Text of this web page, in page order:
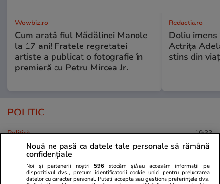
Wowbiz.ro
Cum arată fiul Mădălinei Manole
la 17 ani! Fratele regretatei
artiste a publicat o fotografie în
premieră cu Petru Mircea Jr.
Redactia.ro
Doliu
Actrița
stins din
POLITIC
Politică 19:33
Răspunsul premierului Ilie
Bolojan, întrebat dacă este
pregătit să asigure interimatul
Nouă ne pasă ca datele tale personale să rămână
confidențiale
Noi și partenerii noștri 596 stocăm și/sau accesăm informații pe
dispozitivul dvs., precum identificatorii cookie unici pentru prelucrarea
datelor cu caracter personal. Puteți accepta sau gestiona preferințele dvs.